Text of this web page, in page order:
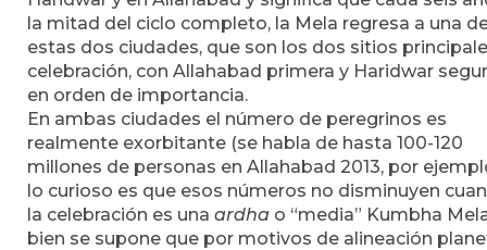
la mitad del ciclo completo, la Mela regresa a una
estas dos ciudades, que son los dos sitios
celebración, con Allahabad primera y Haridwar
en orden de importancia.
En ambas ciudades el número de peregrinos es
realmente exorbitante (se habla de hasta 100-120
millones de personas en Allahabad 2013, por
lo curioso es que esos números no disminuyen
la celebración es una ardha o “media” Kumbha
bien se supone que por motivos de alineación